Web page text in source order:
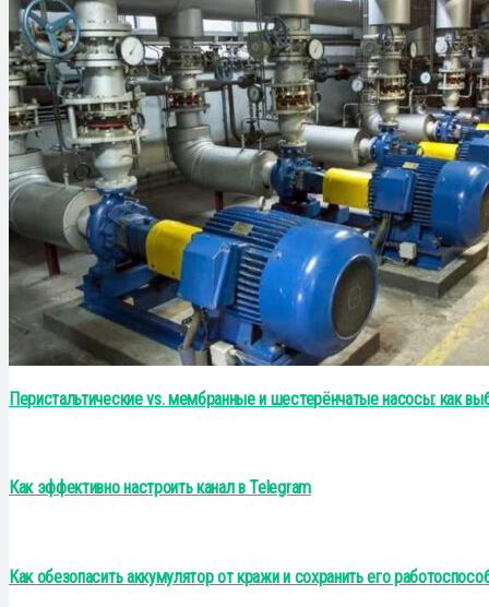
Перистальтические vs. мембранные и шестерёнчатые насосы: как
Как эффективно настроить канал в Telegram
Как обезопасить аккумулятор от кражи и сохранить его